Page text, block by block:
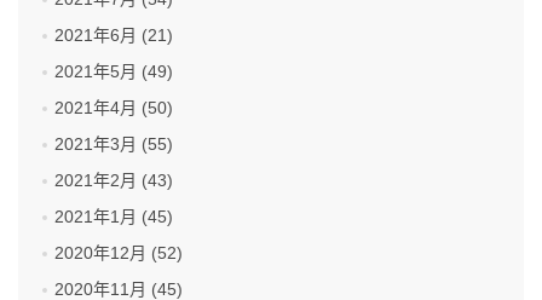
2021年6月 (21)
2021年5月 (49)
2021年4月 (50)
2021年3月 (55)
2021年2月 (43)
2021年1月 (45)
2020年12月 (52)
2020年11月 (45)